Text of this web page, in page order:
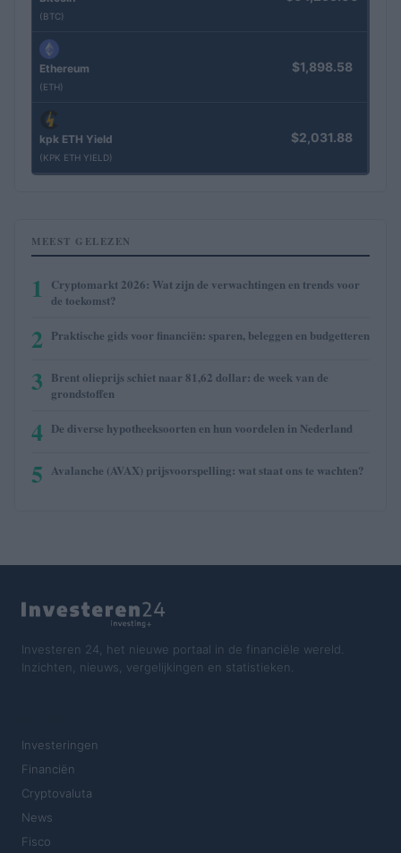
(BTC)
Ethereum
(ETH)
$1,898.58
kpk ETH Yield
(KPK ETH YIELD)
$2,031.88
MEEST GELEZEN
1
Cryptomarkt 2026: Wat zijn de verwachtingen en trends voor
de toekomst?
2 Praktische gids voor financiën: sparen, beleggen en budgetteren
3 Brent olieprijs schiet naar 81,62 dollar: de week van de
grondstoffen
4 De diverse hypotheeksoorten en hun voordelen in Nederland
5 Avalanche (AVAX) prijsvoorspelling: wat staat ons te wachten?
Investeren 24, het nieuwe portaal in de financiële wereld.
Inzichten, nieuws, vergelijkingen en statistieken.
Investeringen
Financiën
Cryptovaluta
News
Fisco